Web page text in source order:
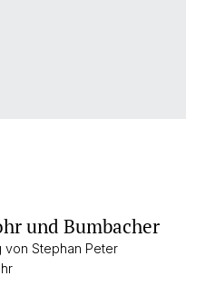
und Bumbacher
Stephan Peter